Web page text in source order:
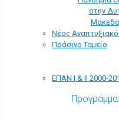
στην
Νέος
Πράσινο Ταμείο
ΕΠΑΝ Ι & ΙΙ 2000-